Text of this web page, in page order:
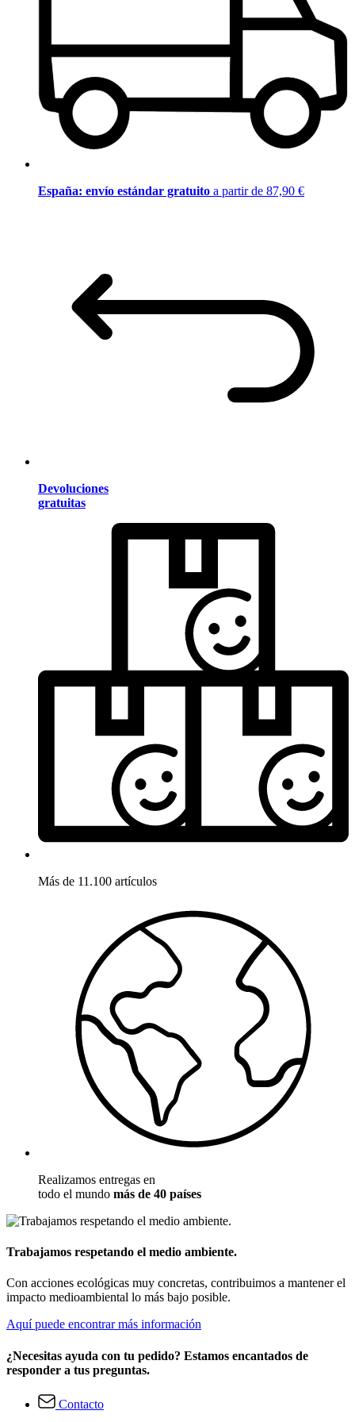
España: envío estándar gratuito a partir de 87,90 €
Devoluciones
gratuitas
Más de 11.100 artículos
Realizamos entregas en
todo el mundo más de 40 países
Trabajamos respetando el medio ambiente.
Con acciones ecológicas muy concretas, contribuimos a mantener el
impacto medioambiental lo más bajo posible.
Aquí puede encontrar más información
¿Necesitas ayuda con tu pedido? Estamos encantados de
responder a tus preguntas.
Contacto